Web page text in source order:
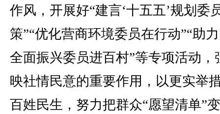
作风，开展好“建言‘十五五’规划委
策”“优化营商环境委员在行动”“助
全面振兴委员进百村”等专项活动，
映社情民意的重要作用，以更实举
百姓民生，努力把群众“愿望清单”